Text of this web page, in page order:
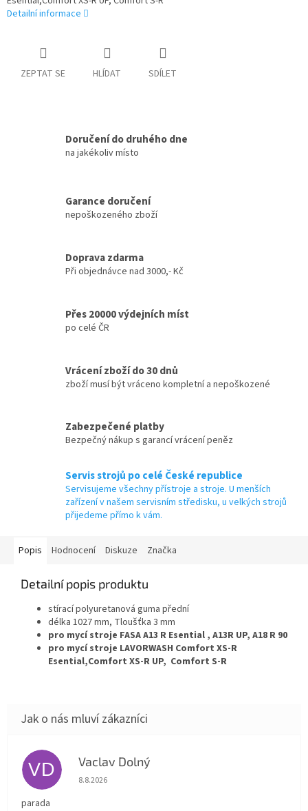
Detailní informace
ZEPTAT SE HLÍDAT SDÍLET
Doručení do druhého dne
na jakékoliv místo
Garance doručení
nepoškozeného zboží
Doprava zdarma
Při objednávce nad 3000,- Kč
Přes 20000 výdejních míst
po celé ČR
Vrácení zboží do 30 dnů
zboží musí být vráceno kompletní a nepoškozené
Zabezpečené platby
Bezpečný nákup s garancí vrácení peněz
Servis strojů po celé České republice
Servisujeme všechny přístroje a stroje. U menších
zařízení v našem servisním středisku, u velkých strojů
přijedeme přímo k vám.
Popis Hodnocení Diskuze Značka
Detailní popis produktu
stírací polyuretanová guma přední
délka 1027 mm, Tloušťka 3 mm
pro mycí stroje FASA A13 R Esential , A13R UP, A18 R 90
pro mycí stroje LAVORWASH Comfort XS-R
Esential,Comfort XS-R UP, Comfort S-R
VD Vaclav Dolný
Hodnocení obchodu je 5 z 5 hvězdiček.
8.8.2026
parada